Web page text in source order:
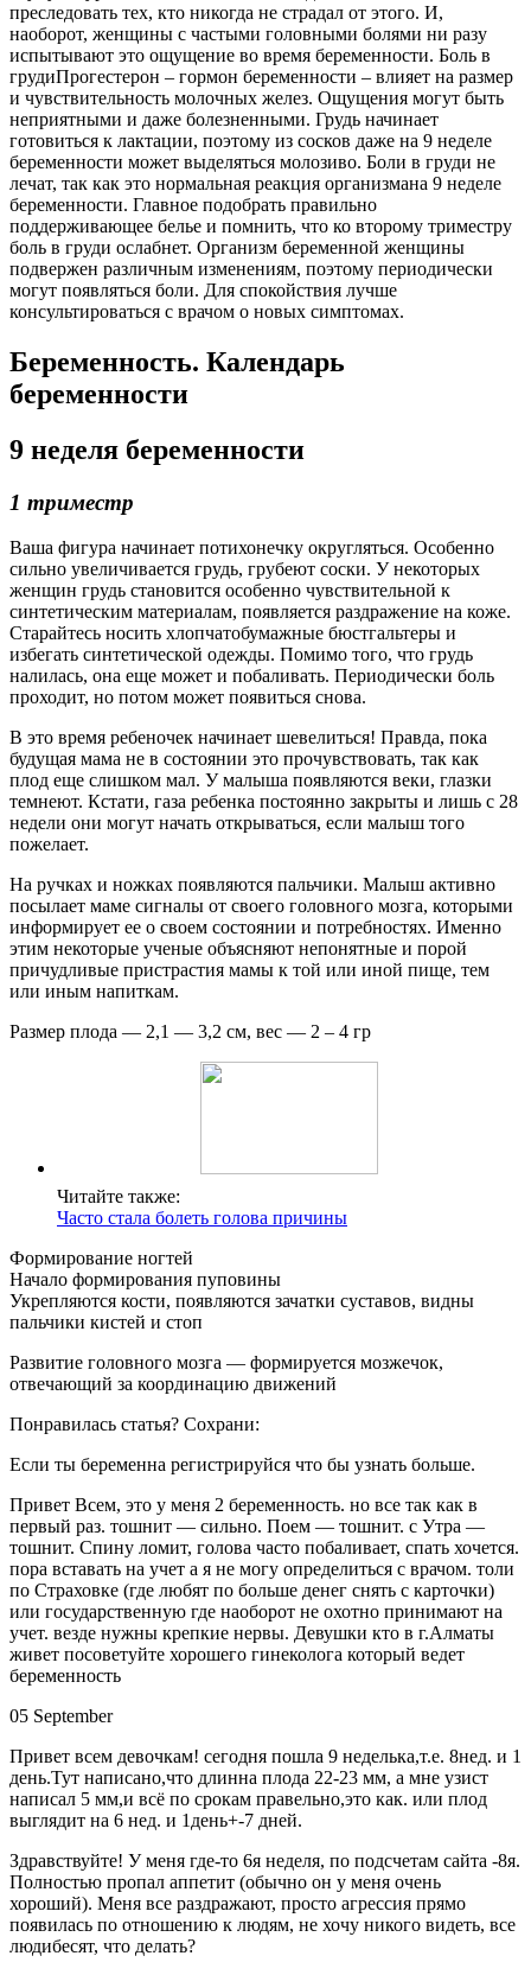
преследовать тех, кто никогда не страдал от этого. И,
наоборот, женщины с частыми головными болями ни разу
испытывают это ощущение во время беременности. Боль в
грудиПрогестерон – гормон беременности – влияет на размер
и чувствительность молочных желез. Ощущения могут быть
неприятными и даже болезненными. Грудь начинает
готовиться к лактации, поэтому из сосков даже на 9 неделе
беременности может выделяться молозиво. Боли в груди не
лечат, так как это нормальная реакция организмана 9 неделе
беременности. Главное подобрать правильно
поддерживающее белье и помнить, что ко второму триместру
боль в груди ослабнет. Организм беременной женщины
подвержен различным изменениям, поэтому периодически
могут появляться боли. Для спокойствия лучше
консультироваться с врачом о новых симптомах.
Беременность. Календарь
беременности
9 неделя беременности
1 триместр
Ваша фигура начинает потихонечку округляться. Особенно
сильно увеличивается грудь, грубеют соски. У некоторых
женщин грудь становится особенно чувствительной к
синтетическим материалам, появляется раздражение на коже.
Старайтесь носить хлопчатобумажные бюстгальтеры и
избегать синтетической одежды. Помимо того, что грудь
налилась, она еще может и побаливать. Периодически боль
проходит, но потом может появиться снова.
В это время ребеночек начинает шевелиться! Правда, пока
будущая мама не в состоянии это прочувствовать, так как
плод еще слишком мал. У малыша появляются веки, глазки
темнеют. Кстати, газа ребенка постоянно закрыты и лишь с 28
недели они могут начать открываться, если малыш того
пожелает.
На ручках и ножках появляются пальчики. Малыш активно
посылает маме сигналы от своего головного мозга, которыми
информирует ее о своем состоянии и потребностях. Именно
этим некоторые ученые объясняют непонятные и порой
причудливые пристрастия мамы к той или иной пище, тем
или иным напиткам.
Размер плода — 2,1 — 3,2 см, вес — 2 – 4 гр
Читайте также:
Часто стала болеть голова причины
Формирование ногтей
Начало формирования пуповины
Укрепляются кости, появляются зачатки суставов, видны
пальчики кистей и стоп
Развитие головного мозга — формируется мозжечок,
отвечающий за координацию движений
Понравилась статья? Сохрани:
Если ты беременна регистрируйся что бы узнать больше.
Привет Всем, это у меня 2 беременность. но все так как в
первый раз. тошнит — сильно. Поем — тошнит. с Утра —
тошнит. Спину ломит, голова часто побаливает, спать хочется.
пора вставать на учет а я не могу определиться с врачом. толи
по Страховке (где любят по больше денег снять с карточки)
или государственную где наоборот не охотно принимают на
учет. везде нужны крепкие нервы. Девушки кто в г.Алматы
живет посоветуйте хорошего гинеколога который ведет
беременность
05 September
Привет всем девочкам! сегодня пошла 9 неделька,т.е. 8нед. и 1
день.Тут написано,что длинна плода 22-23 мм, а мне узист
написал 5 мм,и всё по срокам правельно,это как. или плод
выглядит на 6 нед. и 1день+-7 дней.
Здравствуйте! У меня где-то 6я неделя, по подсчетам сайта -8я.
Полностью пропал аппетит (обычно он у меня очень
хороший). Меня все раздражают, просто агрессия прямо
появилась по отношению к людям, не хочу никого видеть, все
людибесят, что делать?